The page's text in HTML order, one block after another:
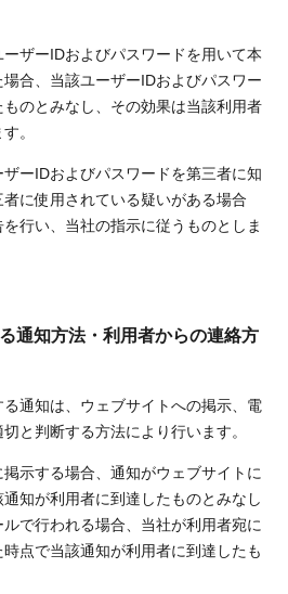
ザーIDおよびパスワードを用いて本
合、当該ユーザーIDおよびパスワー
ものとみなし、その効果は当該利用者
。
ーIDおよびパスワードを第三者に知
に使用されている疑いがある場合
行い、当社の指示に従うものとしま
通知方法・利用者からの連絡方
通知は、ウェブサイトへの掲示、電
と判断する方法により行います。
示する場合、通知がウェブサイトに
知が利用者に到達したものとみなし
で行われる場合、当社が利用者宛に
点で当該通知が利用者に到達したも